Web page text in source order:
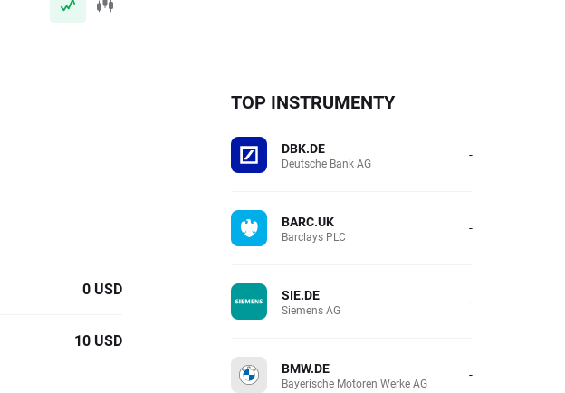
0 USD
10 USD
TOP INSTRUMENTY
DBK.DE
Deutsche Bank AG -
BARC.UK
Barclays PLC -
SIE.DE
Siemens AG -
BMW.DE
Bayerische Motoren Werke AG -